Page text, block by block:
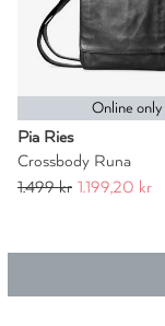
Online only
Pia Ries
Crossbody Runa
1.499 kr 1.199,20 kr